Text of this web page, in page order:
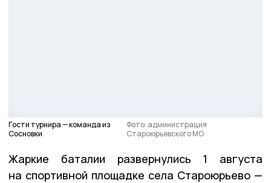
Гости турнира — команда из
Сосновки
Фото: администрация
Староюрьевского МО
Жаркие баталии развернулись 1 августа
на спортивной площадке села Староюрьево —